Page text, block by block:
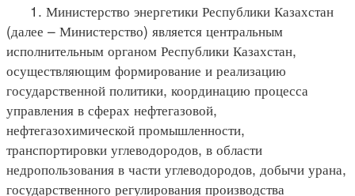
1. Министерство энергетики Республики Казахстан
(далее – Министерство) является центральным
исполнительным органом Республики Казахстан,
осуществляющим формирование и реализацию
государственной политики, координацию процесса
управления в сферах нефтегазовой,
нефтегазохимической промышленности,
транспортировки углеводородов, в области
недропользования в части углеводородов, добычи урана,
государственного регулирования производства